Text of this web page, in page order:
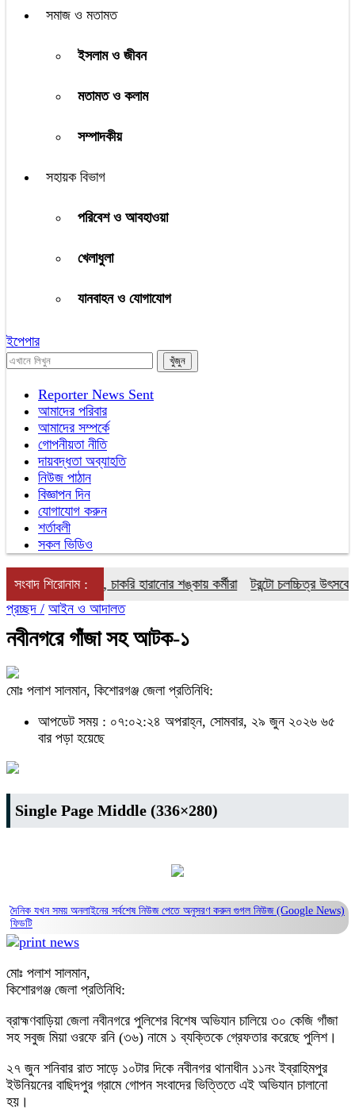
সমাজ ও মতামত
ইসলাম ও জীবন
মতামত ও কলাম
সম্পাদকীয়
সহায়ক বিভাগ
পরিবেশ ও আবহাওয়া
খেলাধুলা
যানবাহন ও যোগাযোগ
ইপেপার
Reporter News Sent
আমাদের পরিবার
আমাদের সম্পর্কে
গোপনীয়তা নীতি
দায়বদ্ধতা অব্যাহতি
নিউজ পাঠান
বিজ্ঞাপন দিন
যোগাযোগ করুন
শর্তাবলী
সকল ভিডিও
সংবাদ শিরোনাম :
স্টেশন, চাকরি হারানোর শঙ্কায় কর্মীরা
টরন্টো চলচ্চিত্র উৎসবে
প্রচ্ছদ / আইন ও আদালত
নবীনগরে গাঁজা সহ আটক-১
মোঃ পলাশ সালমান, কিশোরগঞ্জ জেলা প্রতিনিধি:
আপডেট সময় : ০৭:০২:২৪ অপরাহ্ন, সোমবার, ২৯ জুন ২০২৬ ৬৫
বার পড়া হয়েছে
Single Page Middle (336×280)
দৈনিক যখন সময় অনলাইনের সর্বশেষ নিউজ পেতে অনুসরণ করুন গুগল নিউজ (Google News)
ফিডটি
মোঃ পলাশ সালমান,
কিশোরগঞ্জ জেলা প্রতিনিধি:
​ব্রাহ্মণবাড়িয়া জেলা নবীনগরে পুলিশের বিশেষ অভিযান চালিয়ে ৩০ কেজি গাঁজা
সহ সবুজ মিয়া ওরফে রনি (৩৬) নামে ১ ব্যক্তিকে গ্রেফতার করেছে পুলিশ।
২৭ জুন শনিবার রাত সাড়ে ১০টার দিকে নবীনগর থানাধীন ১১নং ইব্রাহিমপুর
ইউনিয়নের বাছিদপুর গ্রামে গোপন সংবাদের ভিত্তিতে এই অভিযান চালানো
হয়।